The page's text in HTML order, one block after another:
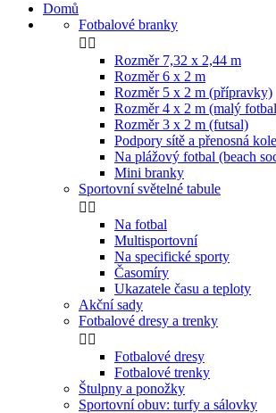
Domů
Fotbalové branky
 
Rozměr 7,32 x 2,44 m
Rozměr 6 x 2 m
Rozměr 5 x 2 m (přípravky)
Rozměr 4 x 2 m (malý
Rozměr 3 x 2 m (futsal)
Podpory sítě a přenosná
Na plážový fotbal (beach
Mini branky
Sportovní světelné tabule
 
Na fotbal
Multisportovní
Na specifické sporty
Časomíry
Ukazatele času a teploty
Akční sady
Fotbalové dresy a trenky
 
Fotbalové dresy
Fotbalové trenky
Štulpny a ponožky
Sportovní obuv: turfy a sálovky